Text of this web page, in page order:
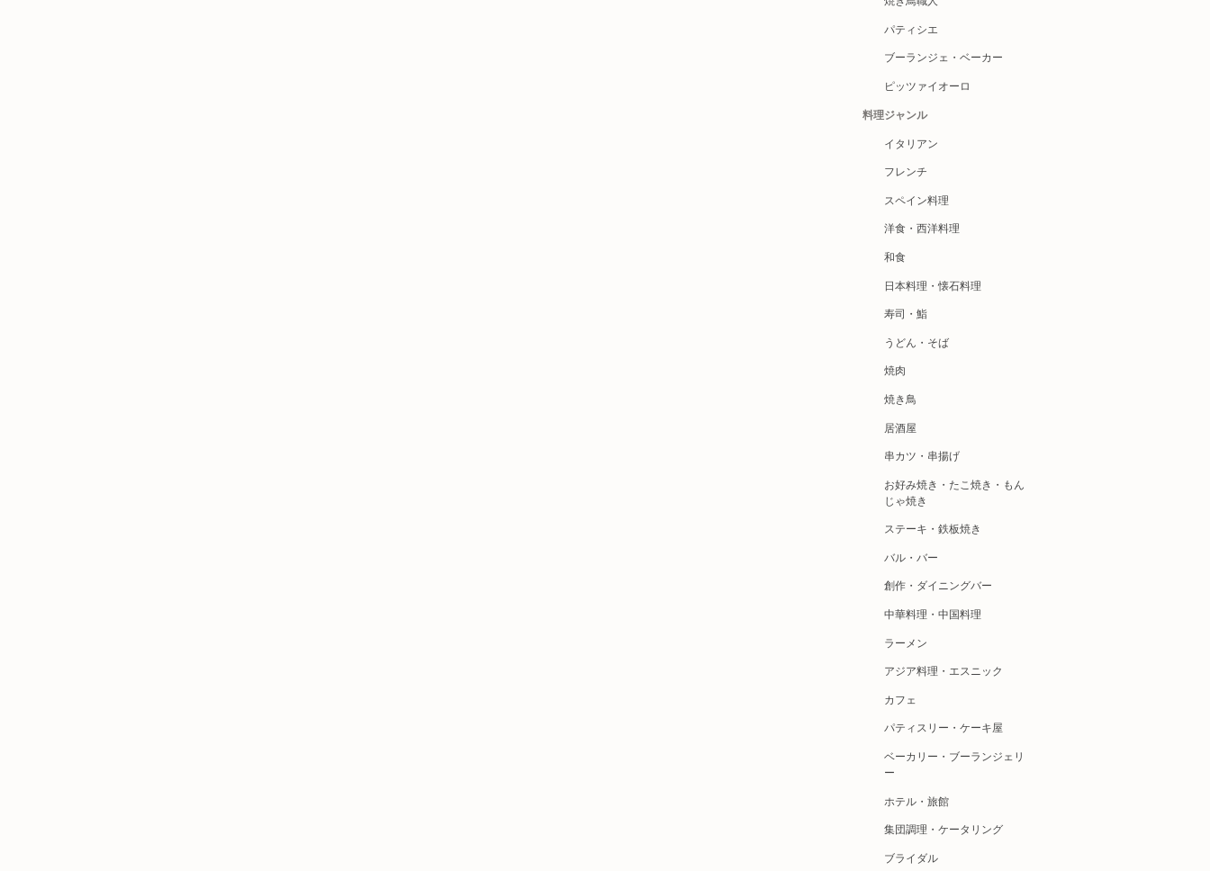
パティシエ
ブーランジェ・ベーカー
ピッツァイオーロ
料理ジャンル
イタリアン
フレンチ
スペイン料理
洋食・西洋料理
和食
日本料理・懐石料理
寿司・鮨
うどん・そば
焼肉
焼き鳥
居酒屋
串カツ・串揚げ
お好み焼き・たこ焼き・もん
じゃ焼き
ステーキ・鉄板焼き
バル・バー
創作・ダイニングバー
中華料理・中国料理
ラーメン
アジア料理・エスニック
カフェ
パティスリー・ケーキ屋
ベーカリー・ブーランジェリ
ー
ホテル・旅館
集団調理・ケータリング
ブライダル